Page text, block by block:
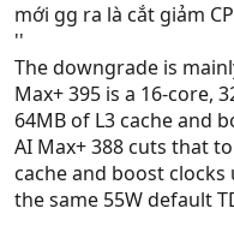
mới gg ra là cắt giảm
''
The downgrade is
Max+ 395 is a 16-core,
64MB of L3 cache and
AI Max+ 388 cuts that
cache and boost clocks
the same 55W default